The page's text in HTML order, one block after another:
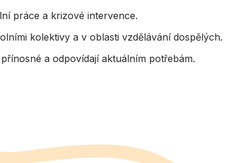
práce a krizové intervence.
kolektivy a v oblasti vzdělávání dospělých.
a odpovídají aktuálním potřebám.